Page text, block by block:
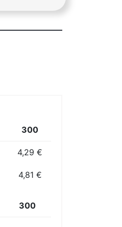
300
4,29 €
4,81 €
300